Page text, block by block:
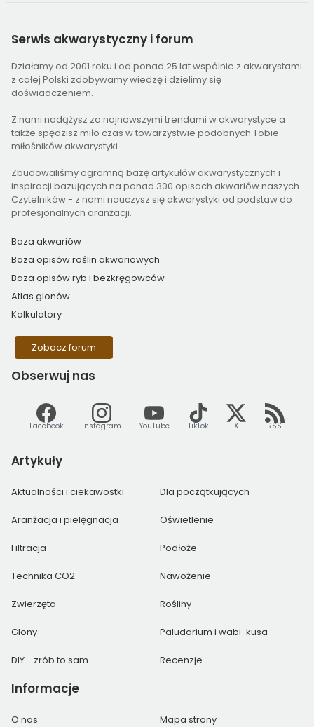
Serwis akwarystyczny i forum
Działamy od 2001 roku i od ponad 25 lat wspólnie z akwarystami
z całej Polski zdobywamy wiedzę i dzielimy się
doświadczeniem.
Z nami nadążysz za najnowszymi trendami w akwarystyce a
także spędzisz miło czas w towarzystwie podobnych Tobie
miłośników akwarystyki.
Zbudowaliśmy ogromną bazę artykułów akwarystycznych i
inspiracji bazujących na ponad 300 opisach akwariów naszych
Czytelników - z nami nauczysz się akwarystyki od podstaw do
profesjonalnych aranżacji.
Baza akwariów
Baza opisów roślin akwariowych
Baza opisów ryb i bezkręgowców
Atlas glonów
Kalkulatory
Zobacz forum
Obserwuj nas
Facebook Instagram YouTube TikTok X RSS
Artykuły
Aktualności i ciekawostki Dla początkujących
Aranżacja i pielęgnacja Oświetlenie
Filtracja Podłoże
Technika CO2 Nawożenie
Zwierzęta Rośliny
Glony Paludarium i wabi-kusa
DIY - zrób to sam Recenzje
Informacje
O nas Mapa strony